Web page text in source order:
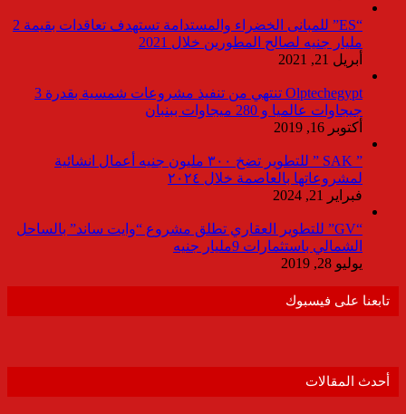
“ES” للمبانى الخضراء والمستدامة تستهدف تعاقدات بقيمة 2
مليار جنيه لصالح المطورين خلال 2021
أبريل 21, 2021
Olptechegypt تنتهي من تنفيذ مشروعات شمسية بقدرة 3
جيجاوات عالميا و 280 ميجاوات ببنبان
أكتوبر 16, 2019
” SAK ” للتطوير تضخ ٣٠٠ مليون جنيه أعمال انشائية
لمشروعاتها بالعاصمة خلال ٢٠٢٤
فبراير 21, 2024
“GV” للتطوير العقاري تطلق مشروع “وايت ساند” بالساحل
الشمالي باستثمارات 9مليار جنيه
يوليو 28, 2019
تابعنا على فيسبوك
أحدث المقالات